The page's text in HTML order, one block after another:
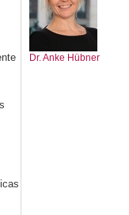
Dr. Anke Hübner